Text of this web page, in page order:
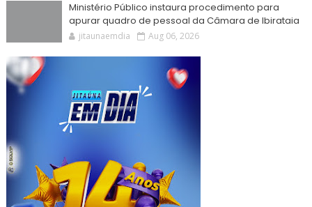
Ministério Público instaura procedimento para
apurar quadro de pessoal da Câmara de Ibirataia
jitaunaemdia Aug 06, 2026